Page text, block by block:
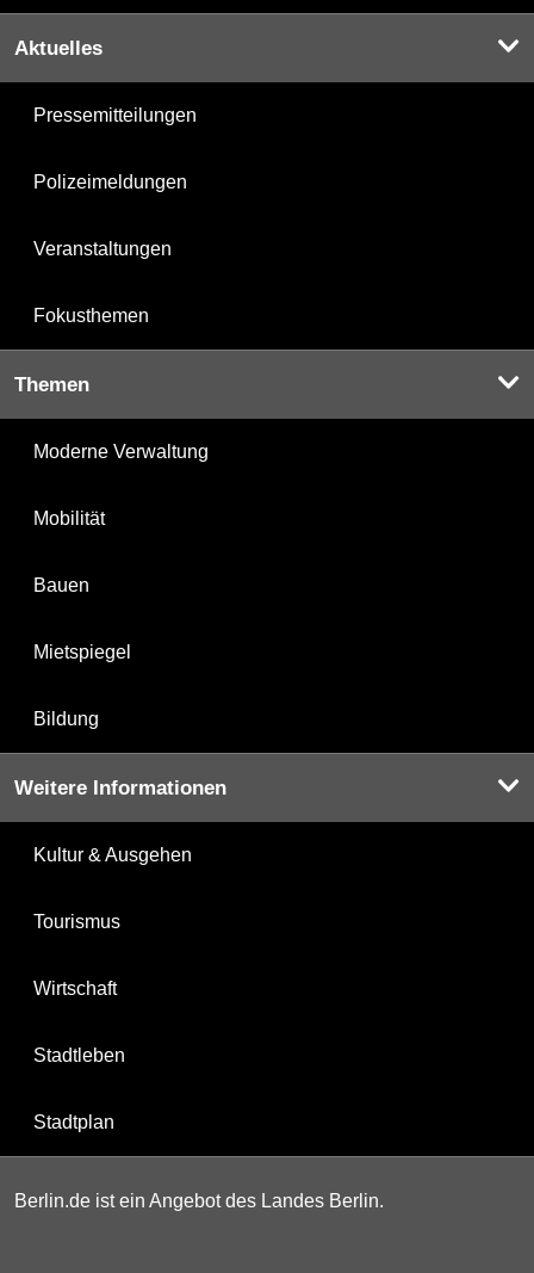
Aktuelles
Pressemitteilungen
Polizeimeldungen
Veranstaltungen
Fokusthemen
Themen
Moderne Verwaltung
Mobilität
Bauen
Mietspiegel
Bildung
Weitere Informationen
Kultur & Ausgehen
Tourismus
Wirtschaft
Stadtleben
Stadtplan
Berlin.de ist ein Angebot des Landes Berlin.